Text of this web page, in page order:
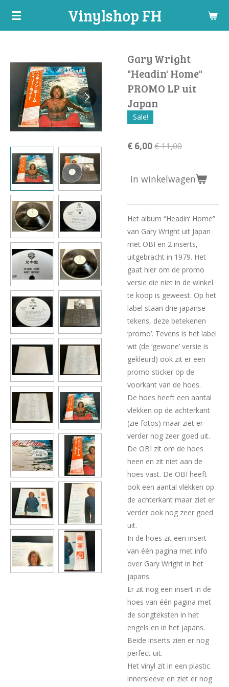
Ga
hoofdinhoud
Vinylshop FH
Gary Wright
"Headin' Home"
PROMO LP uit
Japan
Sale!
€ 6,00€ 11,00
In winkelwagen
Het album “Headin’ Home”
van Gary Wright uit Japan
met OBI en 2 inserts,
uitgebracht in 1979. Het
gaat hier om de promo
versie die niet in de winkel
te koop is geweest. Op het
label staan drie japanse
tekens, deze betekenen
‘promo’. Tevens is het label
wit (de ‘gewone’ versie is
gekleurd) ook zit er een
promo sticker op de
voorkant van de hoes.
De hoes heeft een aantal
vlekken op de achterkant
(zie fotos) maar ziet er
verder nog zeer goed uit.
De OBI zit om de hoes
heen en zit niet aan de
hoes vast. De OBI heeft
ook een aantal vlekken op
de achterkant maar ziet er
verder ook nog zeer goed
uit.
In de hoes zit een insert
van één pagina met info
over Gary Wright in het
japans.
Er zit nog een insert in de
hoes van één pagina met
de songteksten in het
engels en in het japans.
Beide inserts zien er nog
perfect uit.
Het vinyl zit in een plastic
innersleeve en ziet er nog